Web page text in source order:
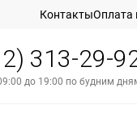
КонтактыОплата
313-29-
до 19:00 по будним